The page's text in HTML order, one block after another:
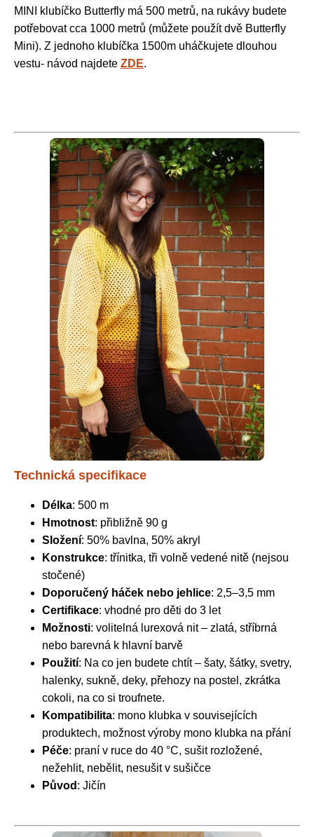
MINI klubíčko Butterfly má 500 metrů, na rukávy budete
potřebovat cca 1000 metrů (můžete použít dvě Butterfly
Mini). Z jednoho klubíčka 1500m uháčkujete dlouhou
vestu- návod najdete ZDE.
Technická specifikace
Délka: 500 m
Hmotnost: přibližně 90 g
Složení: 50% bavlna, 50% akryl
Konstrukce: třínitka, tři volně vedené nitě (nejsou
stočené)
Doporučený háček nebo jehlice: 2,5–3,5 mm
Certifikace: vhodné pro děti do 3 let
Možnosti: volitelná lurexová nit – zlatá, stříbrná
nebo barevná k hlavní barvě
Použití: Na co jen budete chtít – šaty, šátky, svetry,
halenky, sukně, deky, přehozy na postel, zkrátka
cokoli, na co si troufnete.
Kompatibilita: mono klubka v souvisejících
produktech, možnost výroby mono klubka na přání
Péče: praní v ruce do 40 °C, sušit rozložené,
nežehlit, nebělit, nesušit v sušičce
Původ : Jičín